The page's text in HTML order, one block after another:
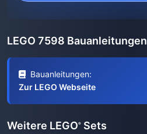
LEGO 7598 Bauanleitungen
Bauanleitungen:
Zur LEGO Webseite
Weitere LEGO® Sets